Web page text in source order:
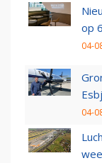
op
04-
04-